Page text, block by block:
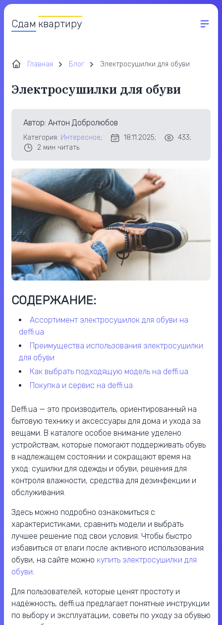
Сдам квартиру
Главная Блог Электросушилки для обуви
Электросушилки для обуви
Автор: Антон Добролюбов
Категория: Интересное; 18.11.2025;
433;
2 мин читать
СОДЕРЖАНИЕ:
ассортимент электросушилок для обуви на
deffi.ua
преимущества использования электросушилки
для обуви
как выбрать подходящую модель на deffi.ua
покупка и сервис на deffi.ua
Deffi.ua — это производитель, ориентированный на
бытовую технику и аксессуары для дома и ухода за
вещами. В каталоге особое внимание уделено
устройствам, которые помогают поддерживать обувь
в надлежащем состоянии и сокращают время на
уход: сушилки для одежды и обуви, решения для
контроля влажности, средства для дезинфекции и
обслуживания.
Здесь можно подробно ознакомиться с
характеристиками, сравнить модели и выбрать
лучшее решение под свои условия. Чтобы быстро
избавиться от влаги после активного использования
обуви, на сайте можно купить электросушилки для
обуви.
Для пользователей, которые ценят простоту и
надёжность, deffi.ua предлагает понятные инструкции
по выбору и эксплуатации, советы по уходу за обувью